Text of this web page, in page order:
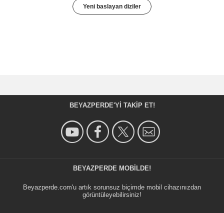
Yeni baslayan diziler
BEYAZPERDE'YI TAKIP ET!
BEYAZPERDE MOBILDE!
Beyazperde.com'u artık sorunsuz biçimde mobil cihazınızdan
görüntüleyebilirsiniz!